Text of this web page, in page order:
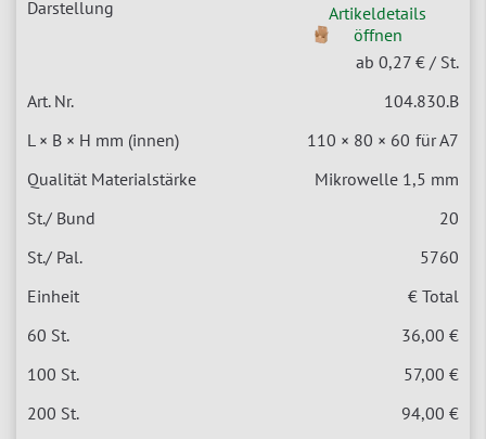
Artikeldetails
öffnen
ab 0,27 € / St.
104.830.B
110 × 80 × 60 für A7
Mikrowelle 1,5 mm
20
5760
€ Total
36,00 €
57,00 €
94,00 €